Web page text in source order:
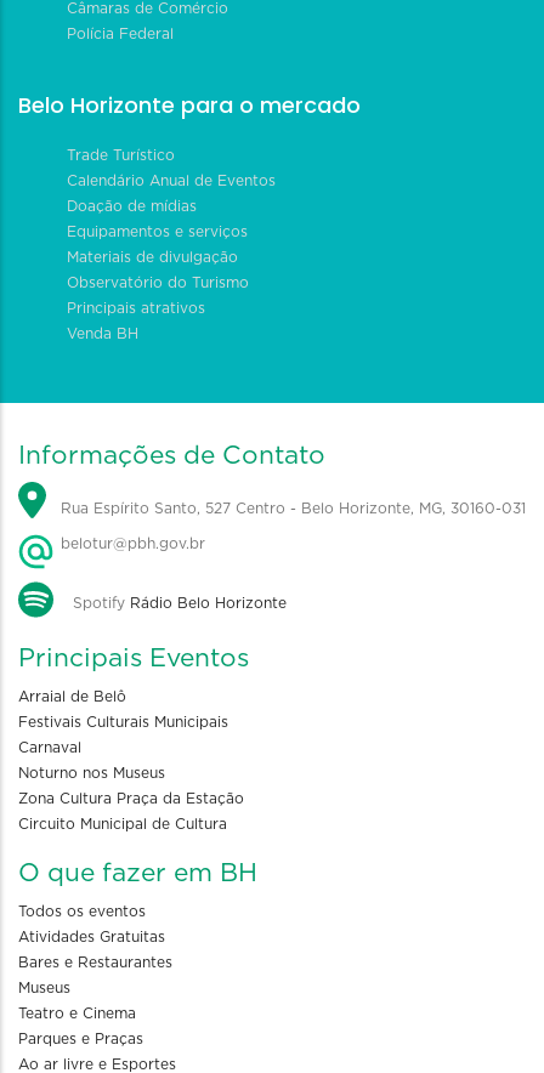
Câmaras de Comércio
Polícia Federal
Belo Horizonte para o mercado
Trade Turístico
Calendário Anual de Eventos
Doação de mídias
Equipamentos e serviços
Materiais de divulgação
Observatório do Turismo
Principais atrativos
Venda BH
Informações de Contato
Rua Espírito Santo, 527 Centro - Belo Horizonte, MG, 30160-031
belotur@pbh.gov.br
Spotify Rádio Belo Horizonte
Principais Eventos
Arraial de Belô
Festivais Culturais Municipais
Carnaval
Noturno nos Museus
Zona Cultura Praça da Estação
Circuito Municipal de Cultura
O que fazer em BH
Todos os eventos
Atividades Gratuitas
Bares e Restaurantes
Museus
Teatro e Cinema
Parques e Praças
Ao ar livre e Esportes